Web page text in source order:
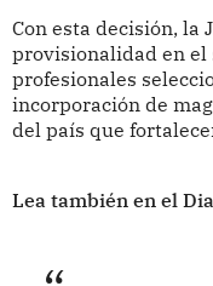
Con esta decisión, la
provisionalidad en el
profesionales
incorporación de
del país que
Lea también en el